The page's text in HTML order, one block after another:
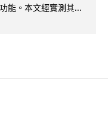
能。本文經實測其...